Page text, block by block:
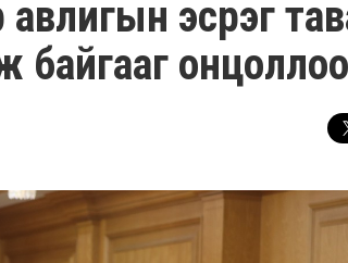
эсрэг
байгааг онцоллоо